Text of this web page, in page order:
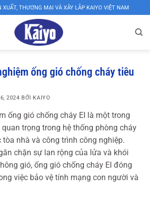
XUẤT, THƯƠNG MẠI VÀ XÂY LẮP KAIYO VIỆT NAM
SẢN
ỐNG
GIÓ,
VAN
GIÓ,
CỬA
GIÓ
ống gió chống cháy tiêu
2024 BỞI KAIYO
ống gió chống cháy EI là một trong
trọng trong hệ thống phòng cháy
nhà và công trình công nghiệp.
chặn sự lan rộng của lửa và khói
gió, ống gió chống cháy EI đóng
việc bảo vệ tính mạng con người và